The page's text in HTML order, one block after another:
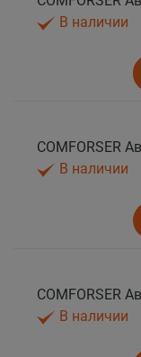
В наличии
В наличии
В наличии